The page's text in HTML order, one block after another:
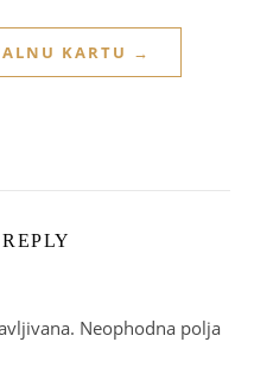
KARTU →
Neophodna polja